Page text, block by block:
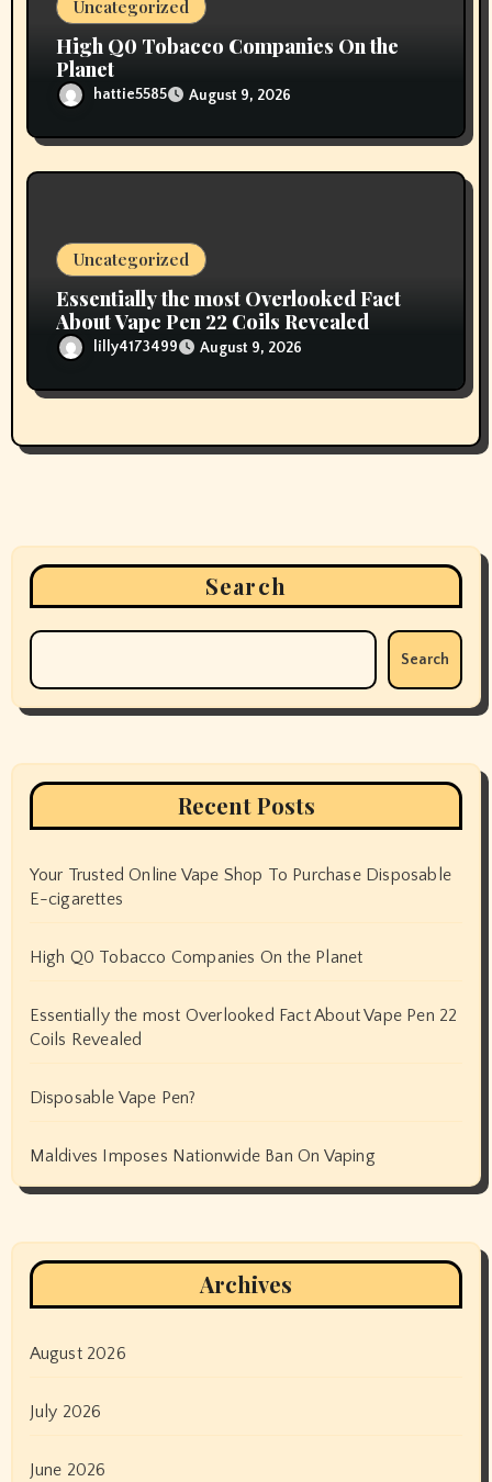
Uncategorized
High Q0 Tobacco Companies On the
Planet
hattie5585 August 9, 2026
Uncategorized
Essentially the most Overlooked Fact
About Vape Pen 22 Coils Revealed
lilly4173499 August 9, 2026
Search
Search
Recent Posts
Your Trusted Online Vape Shop To Purchase Disposable
E-cigarettes
High Q0 Tobacco Companies On the Planet
Essentially the most Overlooked Fact About Vape Pen 22
Coils Revealed
Disposable Vape Pen?
Maldives Imposes Nationwide Ban On Vaping
Archives
August 2026
July 2026
June 2026